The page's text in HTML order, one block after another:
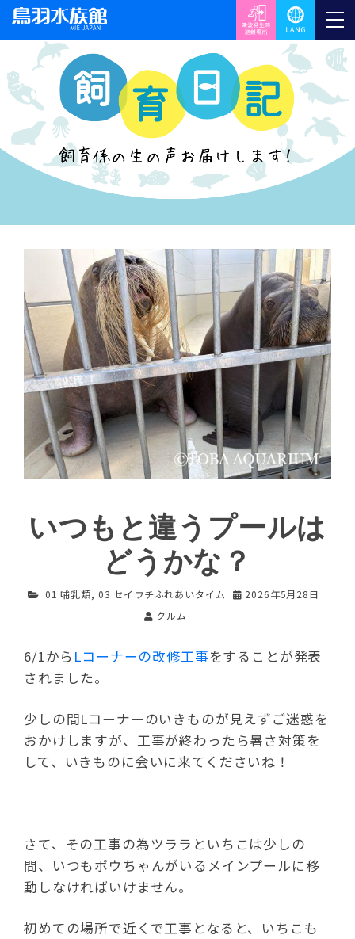
いつもと違うプールは
どうかな？
01 哺乳類, 03 セイウチふれあいタイム
2026年5月28日
クルム
6/1から Lコーナーの改修工事をすることが発表
されました。
少しの間Lコーナーのいきものが見えずご迷惑を
おかけしますが、工事が終わったら暑さ対策を
して、いきものに会いに来てくださいね！
さて、その工事の為ツララといちこは少しの
間、いつもポウちゃんがいるメインプールに移
動しなければいけません。
初めての場所で近くで工事となると、いちこも